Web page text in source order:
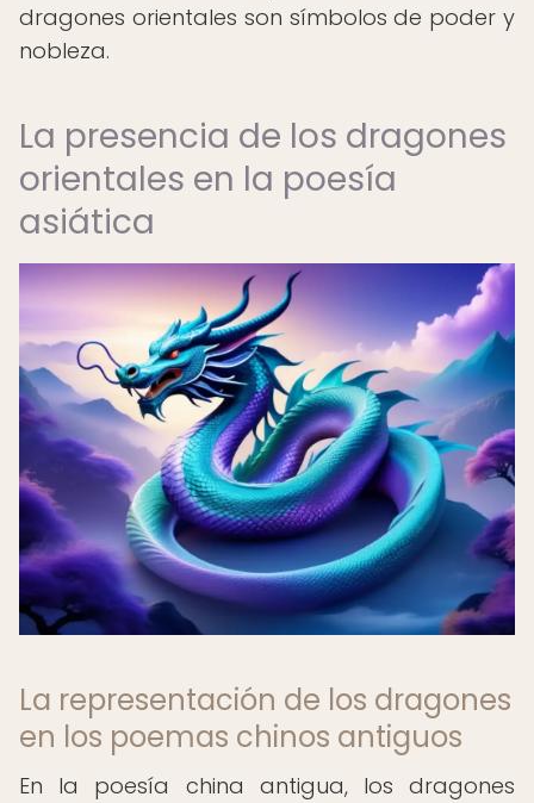
dragones orientales son símbolos de poder y
nobleza.
La presencia de los dragones
orientales en la poesía
asiática
La representación de los dragones
en los poemas chinos antiguos
En la poesía china antigua, los dragones